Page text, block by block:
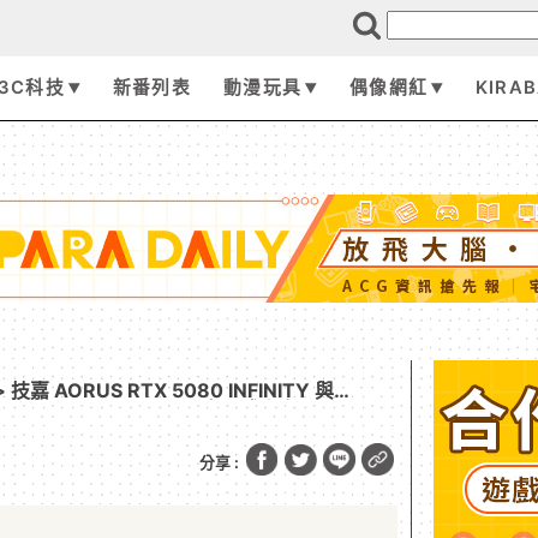
科技 新番列表 動漫玩具 偶像網紅
技嘉 AORUS RTX 5080 INFINITY 與
WOOD 顯示卡正式上市
分享 :